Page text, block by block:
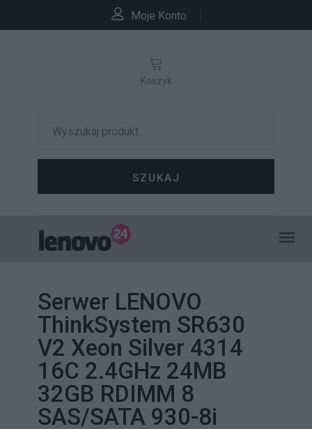
Moje Konto
SZUKAJ
Koszyk
Serwer LENOVO
ThinkSystem SR630
V2 Xeon Silver 4314
16C 2.4GHz 24MB
32GB RDIMM 8
SAS/SATA 930-8i